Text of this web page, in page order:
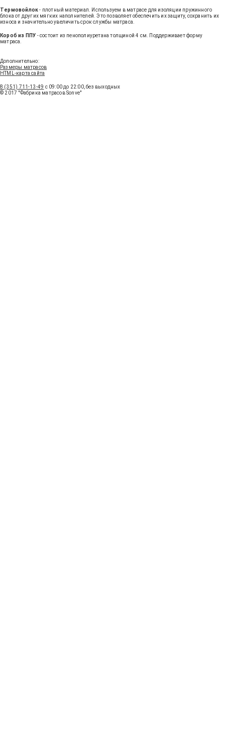
Термовойлок- плотный материал. Используем в матрасе для изоляции пружинного
блока от других мягких наполнителей. Это позволяет обеспечить их защиту, сохранить их
износа и значительно увеличить срок службы матраса.
Короб из ППУ - состоит из пенополиуретана толщиной 4 см. Поддерживает форму
матраса.
Дополнительно:
Размеры матрасов
HTML-карта сайта
8 (351) 711-13-49 с 09:00 до 22:00, без выходных
© 2017 "Фабрика матрасов Sonve"